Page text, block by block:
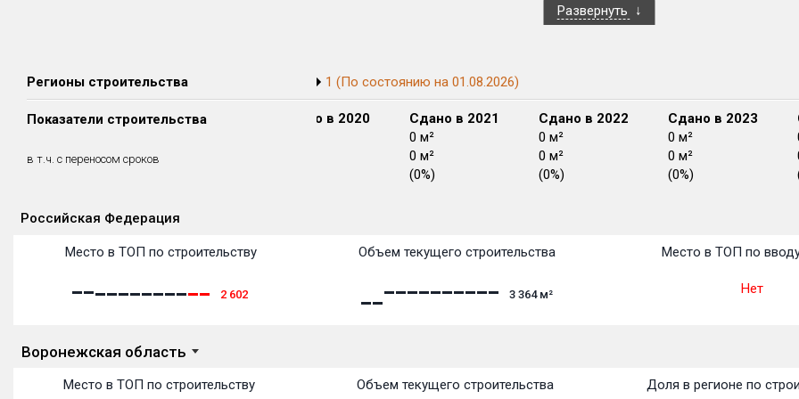
Развернуть
Регионы строительства 1 (По состоянию на 01.08.2026)
Показатели строительства
в т.ч. с переносом сроков
Сдано в 2018
0 м²
Сдано в 2019
0 м²
Сдано в 2020
Сдано в 2021
0 м²
0 м²
(0%)
Сдано в 2022
0 м²
0 м²
(0%)
Сдано в 2023
0 м²
0 м²
(0%)
Российская Федерация
Место в ТОП по строительству
2 602
Объем текущего строительства
3 364 м²
Место в ТОП по
Нет
Воронежская область
Место в ТОП по строительству Объем текущего строительства Доля в регионе по